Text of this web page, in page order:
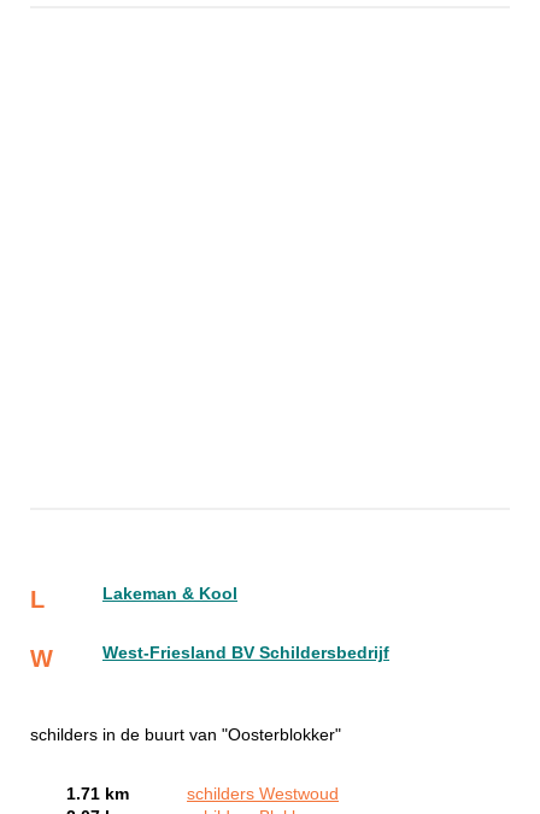
L Lakeman & Kool
W West-Friesland BV Schildersbedrijf
schilders in de buurt van "Oosterblokker"
1.71 km
schilders Westwoud